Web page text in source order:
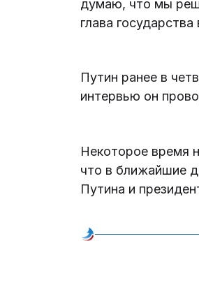
думаю, что мы
глава
Путин ранее в
интервью он
Некоторое время
что в ближайшие
Путина и